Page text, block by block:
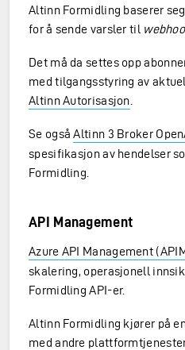
Altinn Formidling baserer
for å sende varsler til
Det må da settes opp
med tilgangsstyring av
Altinn Autorisasjon
Se ogsåAltinn 3 Broker
spesifikasjon av hendelser
Formidling.
API Management
Azure API Management
skalering, operasjonell
Formidling API-er.
Altinn Formidling kjører på
med andre